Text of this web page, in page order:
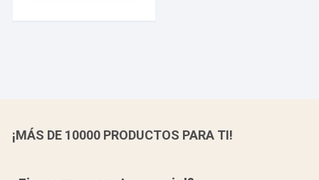
¡MÁS DE 10000 PRODUCTOS PARA TI!